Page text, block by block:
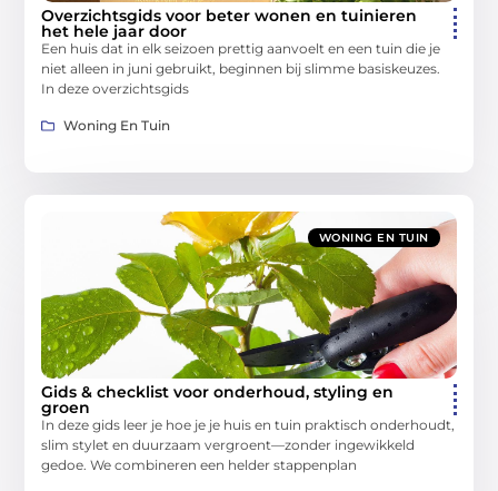
Overzichtsgids voor beter wonen en tuinieren
het hele jaar door
Een huis dat in elk seizoen prettig aanvoelt en een tuin die je
niet alleen in juni gebruikt, beginnen bij slimme basiskeuzes.
In deze overzichtsgids
Woning En Tuin
WONING EN TUIN
Gids & checklist voor onderhoud, styling en
groen
In deze gids leer je hoe je je huis en tuin praktisch onderhoudt,
slim stylet en duurzaam vergroent—zonder ingewikkeld
gedoe. We combineren een helder stappenplan